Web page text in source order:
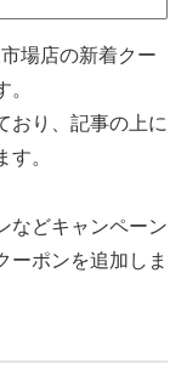
場店の新着クー
おり、記事の上に
。
などキャンペーン
ーポンを追加しま